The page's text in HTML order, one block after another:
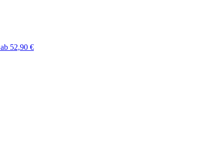
ab 52,90 €